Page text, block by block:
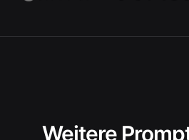
Weitere